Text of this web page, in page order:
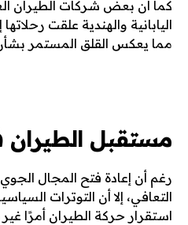
كما أن بعض شركات الطيران
اليابانية والهندية علقت
مما يعكس القلق المستمر بشأن
مستقبل
رغم أن إعادة فتح المجال
التعافي، إلا أن التوترات
استقرار حركة الطيران أمرًا